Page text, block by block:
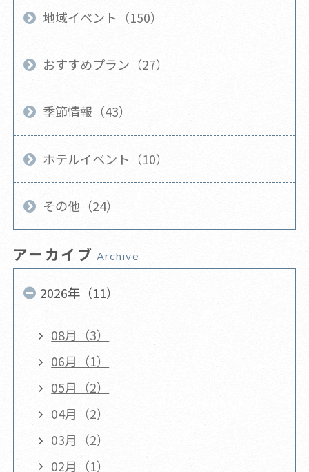
地域イベント（150）
おすすめプラン（27）
季節情報（43）
ホテルイベント（10）
その他（24）
アーカイブ Archive
2026年（11）
08月（3）
06月（1）
05月（2）
04月（2）
03月（2）
02月（1）